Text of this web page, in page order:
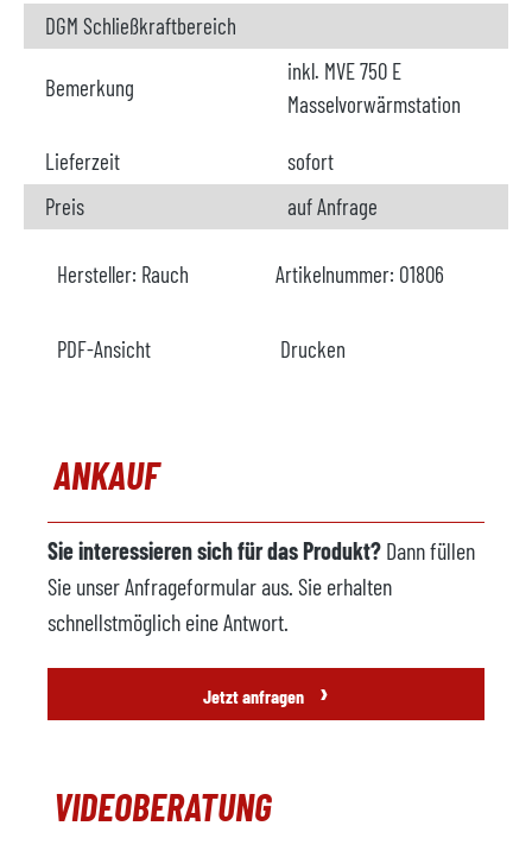
DGM Schließkraftbereich
Bemerkung
inkl. MVE 750 E
Masselvorwärmstation
Lieferzeit
sofort
Preis
auf Anfrage
Hersteller: Rauch Artikelnummer: O1806
PDF-Ansicht Drucken
ANKAUF
Sie interessieren sich für das Produkt? Dann füllen
Sie unser Anfrageformular aus. Sie erhalten
schnellstmöglich eine Antwort.
Jetzt anfragen ›
VIDEOBERATUNG